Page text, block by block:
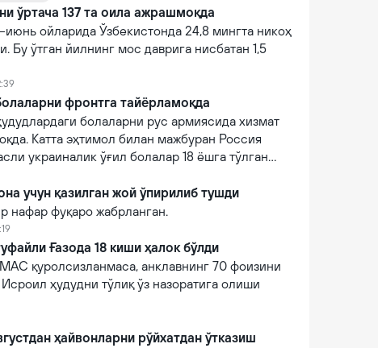
ўртача 137 та оила ажрашмоқда
ойларида Ўзбекистонда 24,8 мингта никоҳ
Бу ўтган йилнинг мос даврига нисбатан 1,5
фронтга тайёрламоқда
болаларни рус армиясида хизмат
Катта эҳтимол билан мажбуран Россия
украиналик ўғил болалар 18 ёшга тўлган
чақирилади.
учун қазилган жой ўпирилиб тушди
нафар фуқаро жабрланган.
Ғазода 18 киши ҳалок бўлди
қуролсизланмаса, анклавнинг 70 фоизини
ҳудудни тўлиқ ўз назоратига олиши
ҳайвонларни рўйхатдан ўтказиш